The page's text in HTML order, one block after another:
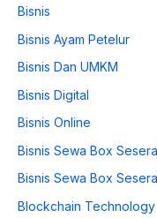
Bisnis
Bisnis Ayam Petelur
Bisnis Dan UMKM
Bisnis Digital
Bisnis Online
Bisnis Sewa Box
Bisnis Sewa Box
Blockchain Technology